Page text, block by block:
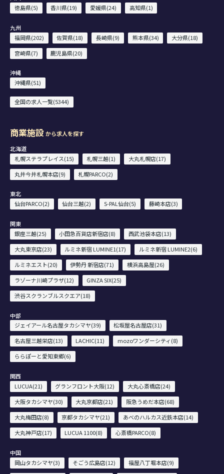
徳島県(5)
香川県(19) 愛媛県(24) 高知県(1)
九州
福岡県(202)
佐賀県(18) 長崎県(9) 熊本県(34)
大分県(18)
宮崎県(7)
鹿児島県(20)
沖縄
沖縄県(51)
全国の求人一覧(5344)
商業施設から求人を探す
北海道
札幌ステラプレイス(15)
札幌三越(1)
大丸札幌店(17)
丸井今井札幌本店(9)
札幌PARCO(2)
東北
仙台PARCO(2)
仙台三越(2) S-PAL仙台(5) 藤崎本店(3)
関東
銀座三越(25)
小田急百貨店新宿店(8)
西武池袋本店(13)
大丸東京店(23)
ルミネ新宿 LUMINE1(17)
ルミネ新宿 LUMINE2(6)
ルミネエスト(20)
伊勢丹 新宿店(71)
横浜高島屋(26)
ラゾーナ川崎プラザ(12)
GINZA SIX(25)
渋谷スクランブルスクエア(18)
中部
ジェイアール名古屋タカシマヤ(39)
松坂屋名古屋店(31)
名古屋三越栄店(13)
LACHIC(11)
mozoワンダーシティ(8)
ららぽーと愛知東郷(6)
関西
LUCUA(21)
グランフロント大阪(12)
大丸心斎橋店(24)
大阪タカシマヤ(30)
大丸京都店(21)
阪急うめだ本店(68)
大丸梅田店(8)
京都タカシマヤ(21)
あべのハルカス近鉄本店(14)
大丸神戸店(17)
LUCUA 1100(8) 心斎橋PARCO(8)
中国
岡山タカシマヤ(3)
そごう広島店(12)
福屋八丁堀本店(9)